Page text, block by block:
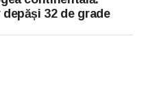
32 de grade